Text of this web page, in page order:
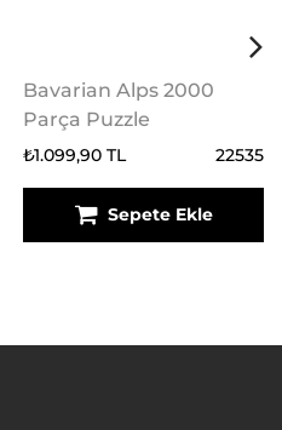
Bavarian Alps 2000
Parça Puzzle
₺1.099,90 TL 22535
Sepete Ekle